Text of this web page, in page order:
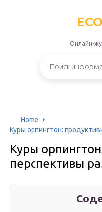
Онлайн-
Home
Куры орпингтон:
Куры
перспективы